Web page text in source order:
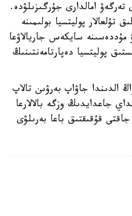
امالدارى جۇرگىزىلۋدە.
تۇلعالار پوليتسيا بولىمىنە
سايكەس جاريالاۋعا
پوليتسيا دەپارتامەنتىنىڭ
الدىندا جاۋاپ بەرۋىن تالاپ
جاعدايدىڭ وزگە بالالارعا
قۇقىقتىق باعا بەرىلۋى